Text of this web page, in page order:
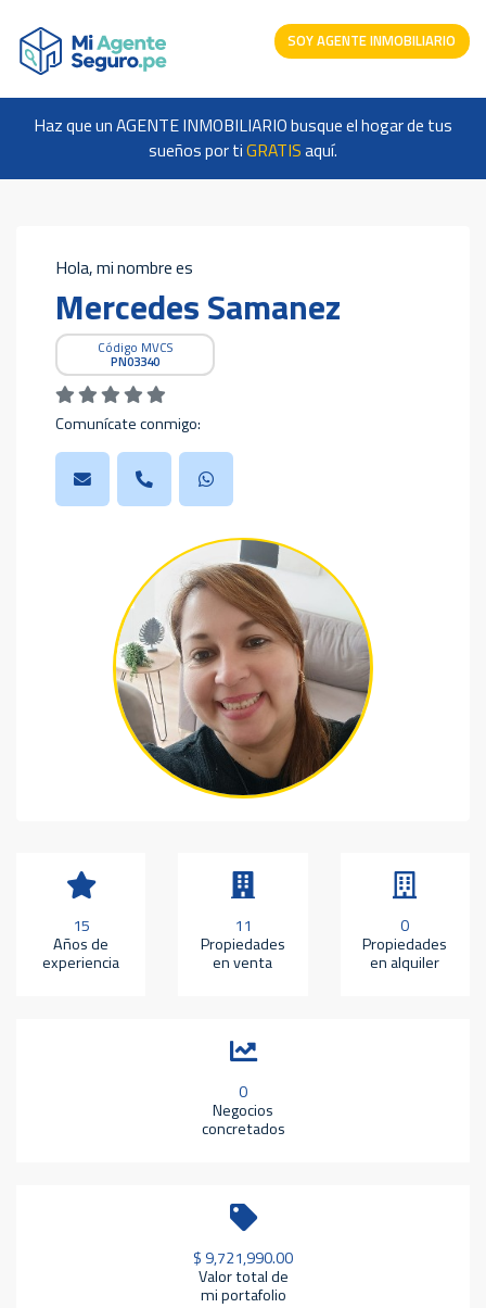
SOY AGENTE INMOBILIARIO
Haz que un AGENTE INMOBILIARIO busque el hogar de tus
sueños por tiGRATISaquí.
Hola, mi nombre es
Mercedes Samanez
Código MVCS
PN03340
Comunícate conmigo:
15
Años de
experiencia
11
Propiedades
en venta
0
Propiedades
en alquiler
0
Negocios
concretados
$ 9,721,990.00
Valor total de
mi portafolio